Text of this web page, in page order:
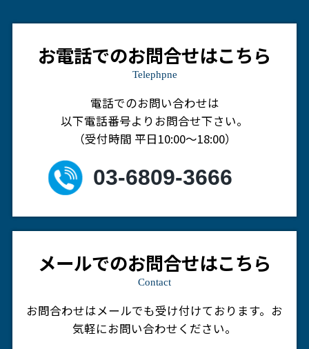
お電話でのお問合せはこちら
Telephpne
電話でのお問い合わせは
以下電話番号よりお問合せ下さい。
（受付時間 平日10:00～18:00）
03-6809-3666
メールでのお問合せはこちら
Contact
お問合わせはメールでも受け付けております。 お
気軽にお問い合わせください。